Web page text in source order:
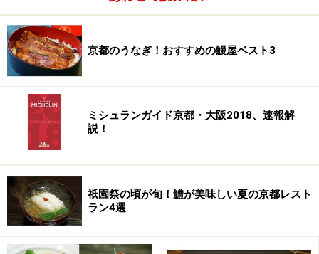
京都のうなぎ！おすすめの鰻屋ベスト3
ミシュランガイド京都・大阪2018、速報解
説！
祇園祭の頃が旬！鱧が美味しい夏の京都レスト
ラン4選